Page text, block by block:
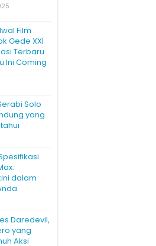
Film
Gede XXI
Terbaru
Ini Coming
Solo
yang
dalam
Daredevil,
yang
Aksi